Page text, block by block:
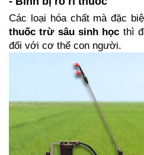
thuốc trừ sâu sinh học thì
đối với cơ thể con người.